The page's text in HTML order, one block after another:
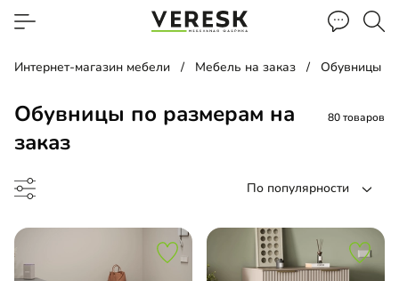
Интернет-магазин мебели Мебель на заказ Обувницы
Обувницы по размерам на
заказ
80 товаров
По популярности